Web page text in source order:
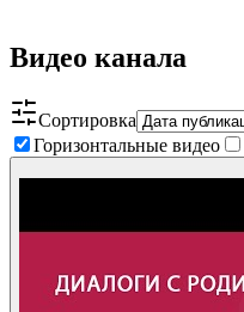
Видео канала
Сортировка
Горизонтальные видео